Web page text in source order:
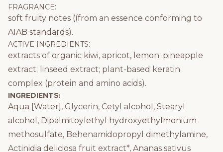
FRAGRANCE:
soft fruity notes ((from an essence conforming to
AIAB standards).
ACTIVE INGREDIENTS:
extracts of organic kiwi, apricot, lemon; pineapple
extract; linseed extract; plant-based keratin
complex (protein and amino acids).
INGREDIENTS:
Aqua [Water], Glycerin, Cetyl alcohol, Stearyl
alcohol, Dipalmitoylethyl hydroxyethylmonium
methosulfate, Behenamidopropyl dimethylamine,
Actinidia deliciosa fruit extract*, Ananas sativus